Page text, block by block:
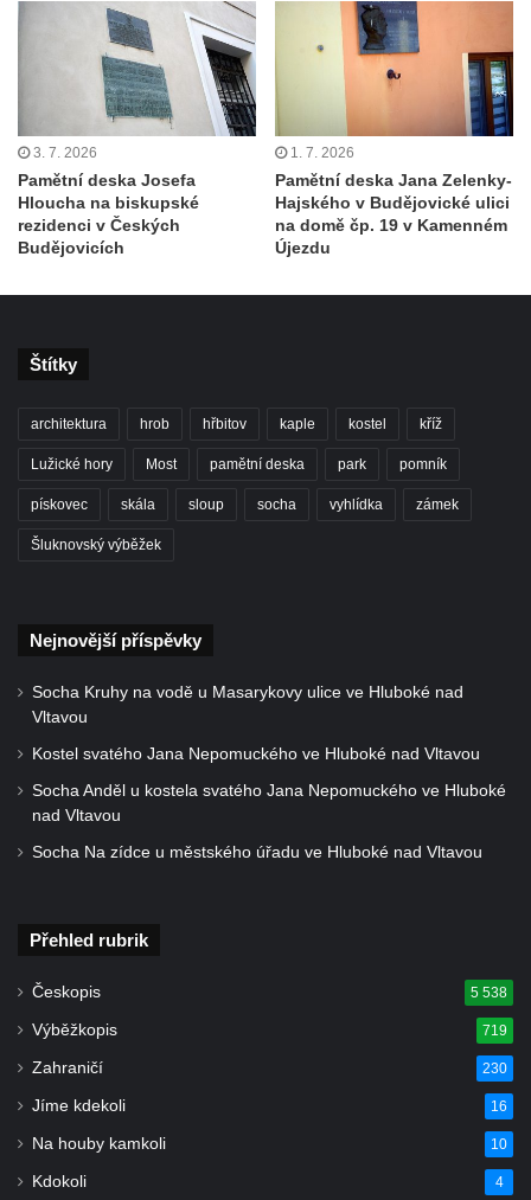
Městské knihovně Lovosice
Pamětní deska Vinařsko-ovocnářské školy
na domě čp. 32/5 v Husově ulici v Mělníku
Pamětní deska prvního mimopražského
provedení Prodané nevěsty na domě U
Zlatého hroznu v Mělníku
Pamětní deska Vladimíra Veselého v
Pražské bráně v Mělníku
Pamětní deska Josefa Straky v ulici 5.
Mělníku
Pamětní deska Masarykova kulturního
u poutního kostela Navštívení Panny Marie
v Horní Polici
Pamětní deska Aloise Senefeldera na
Staroměstské tržnici v Rytířské ulici v Praze
MacNevenově paláci v Palackého ulici v
Praze
Pamětní deska Karla Bendla na domě čp.
248/16 na Masarykově nábřeží v Praze
3. 7. 2026
Pamětní deska Josefa
Hloucha na biskupské
rezidenci v Českých
Budějovicích
1. 7. 2026
Pamětní deska Jana Zelenky-
Hajského v Budějovické ulici
na domě čp. 19 v Kamenném
Újezdu
Štítky
architektura hrob hřbitov kaple kostel kříž
Lužické hory Most pamětní deska park pomník
pískovec skála sloup socha vyhlídka zámek
Šluknovský výběžek
Nejnovější příspěvky
Socha Kruhy na vodě u Masarykovy ulice ve Hluboké nad
Vltavou
Kostel svatého Jana Nepomuckého ve Hluboké nad Vltavou
Socha Anděl u kostela svatého Jana Nepomuckého ve Hluboké
nad Vltavou
Socha Na zídce u městského úřadu ve Hluboké nad Vltavou
Přehled rubrik
Českopis 5 538
Výběžkopis 719
Zahraničí 230
Jíme kdekoli 16
Na houby kamkoli 10
Kdokoli 4